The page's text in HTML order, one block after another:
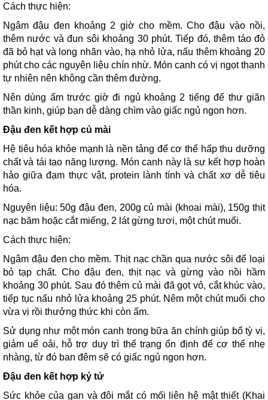
Cách thực hiện:
Ngâm đậu đen khoảng 2 giờ cho mềm. Cho đậu vào nồi,
thêm nước và đun sôi khoảng 30 phút. Tiếp đó, thêm táo đỏ
đã bỏ hạt và long nhãn vào, hạ nhỏ lửa, nấu thêm khoảng 20
phút cho các nguyên liệu chín nhừ. Món canh có vị ngọt thanh
tự nhiên nên không cần thêm đường.
Nên dùng ấm trước giờ đi ngủ khoảng 2 tiếng để thư giãn
thần kinh, giúp bạn dễ dàng chìm vào giấc ngủ ngon hơn.
Đậu đen kết hợp củ mài
Hệ tiêu hóa khỏe mạnh là nền tảng để cơ thể hấp thu dưỡng
chất và tái tạo năng lượng. Món canh này là sự kết hợp hoàn
hảo giữa đạm thực vật, protein lành tính và chất xơ dễ tiêu
hóa.
Nguyên liệu: 50g đậu đen, 200g củ mài (khoai mài), 150g thịt
nạc băm hoặc cắt miếng, 2 lát gừng tươi, một chút muối.
Cách thực hiện:
Ngâm đậu đen cho mềm. Thịt nạc chần qua nước sôi để loại
bỏ tạp chất. Cho đậu đen, thịt nạc và gừng vào nồi hầm
khoảng 30 phút. Sau đó thêm củ mài đã gọt vỏ, cắt khúc vào,
tiếp tục nấu nhỏ lửa khoảng 25 phút. Nêm một chút muối cho
vừa vị rồi thưởng thức khi còn ấm.
Sử dụng như một món canh trong bữa ăn chính giúp bổ tỳ vị,
giảm uể oải, hỗ trợ duy trì thể trạng ổn định để cơ thể nhẹ
nhàng, từ đó ban đêm sẽ có giấc ngủ ngon hơn.
Đậu đen kết hợp kỷ tử
Sức khỏe của gan và đôi mắt có mối liên hệ mật thiết (Khai